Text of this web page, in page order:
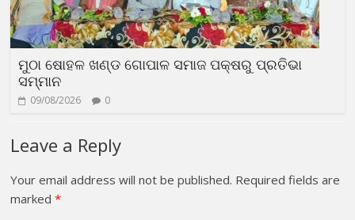
ମୁଠା ଷୋହଳ ଖଣ୍ଡ ଗୋପାଳ ସମାଜ ପକ୍ଷରୁ ପ୍ରତିଭା
ସମ୍ମାନ
09/08/2026 0
Leave a Reply
Your email address will not be published. Required fields are
marked*